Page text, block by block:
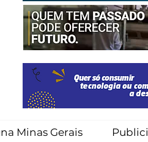
Minas Gerais